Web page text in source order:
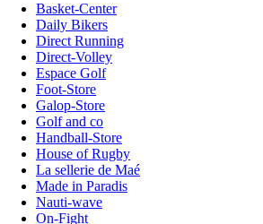
Basket-Center
Daily Bikers
Direct Running
Direct-Volley
Espace Golf
Foot-Store
Galop-Store
Golf and co
Handball-Store
House of Rugby
La sellerie de Maé
Made in Paradis
Nauti-wave
On-Fight